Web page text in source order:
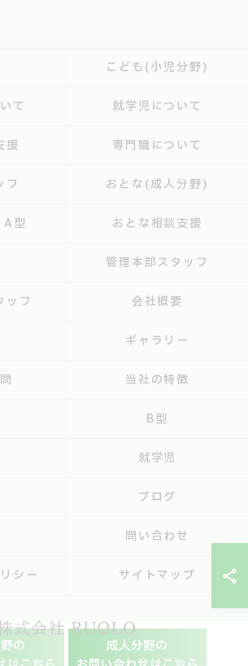
の
成人分野の
こども(小児分野)
て 就学児について
援 専門職について
フ おとな(成人分野)
A型 おとな相談支援
管理本部スタッフ
ッフ 会社概要
ギャラリー
当社の特徴
B型
就学児
ブログ
問い合わせ
シー サイトマップ